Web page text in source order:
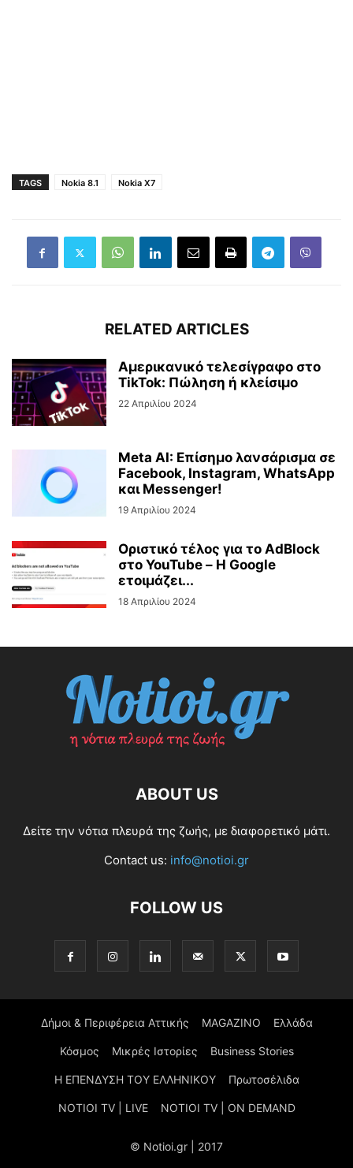
TAGS Nokia 8.1 Nokia X7
RELATED ARTICLES
Αμερικανικό τελεσίγραφο στο
TikTok: Πώληση ή κλείσιμο
22 Απριλίου 2024
Meta AI: Επίσημο λανσάρισμα σε
Facebook, Instagram, WhatsApp
και Messenger!
19 Απριλίου 2024
Οριστικό τέλος για το AdBlock
στο YouTube – Η Google
ετοιμάζει...
18 Απριλίου 2024
ABOUT US
Δείτε την νότια πλευρά της ζωής, με διαφορετικό μάτι.
Contact us: info@notioi.gr
FOLLOW US
Δήμοι & Περιφέρεια Αττικής MAGAZINO Ελλάδα
Κόσμος Μικρές Ιστορίες Business Stories
Η ΕΠΕΝΔΥΣΗ ΤΟΥ ΕΛΛΗΝΙΚΟΥ Πρωτοσέλιδα
NOTIOI TV | LIVE NOTIOI TV | ON DEMAND
© Notioi.gr | 2017